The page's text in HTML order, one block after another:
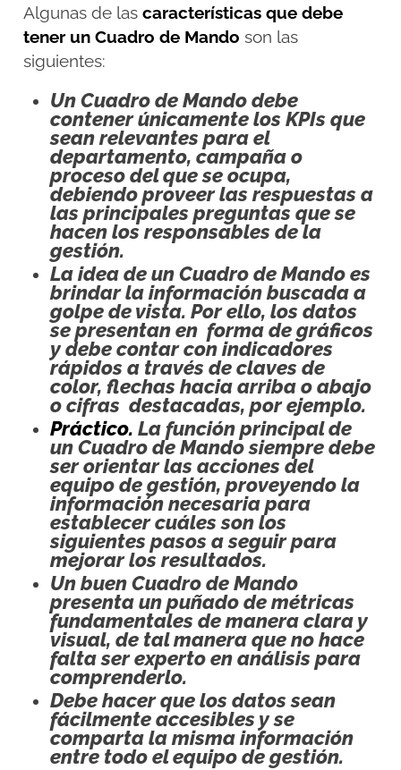
Algunas de lascaracterísticas que debe
tener un Cuadro de Mando son las
siguientes:
Un Cuadro de Mando debe
contener únicamente los KPIs que
sean relevantes para el
departamento, campaña o
proceso del que se ocupa,
debiendo proveer las respuestas a
las principales preguntas que se
hacen los responsables de la
gestión.
La idea de un Cuadro de Mando es
brindar la información buscada a
golpe de vista. Por ello, los datos
se presentan en forma de gráficos
y debe contar con indicadores
rápidos a través de claves de
color, flechas hacia arriba o abajo
o cifras destacadas, por ejemplo.
Práctico. La función principal de
un Cuadro de Mando siempre debe
ser orientar las acciones del
equipo de gestión, proveyendo la
información necesaria para
establecer cuáles son los
siguientes pasos a seguir para
mejorar los resultados.
Un buen Cuadro de Mando
presenta un puñado de métricas
fundamentales de manera clara y
visual, de tal manera que no hace
falta ser experto en análisis para
comprenderlo.
Debe hacer que los datos sean
fácilmente accesibles y se
comparta la misma información
entre todo el equipo de gestión.